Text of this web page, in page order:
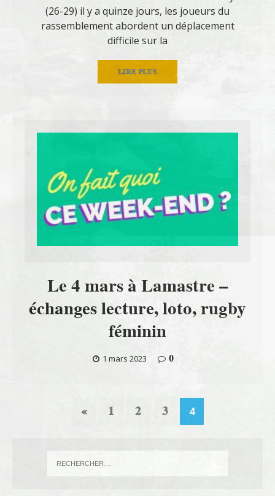
(26-29) il y a quinze jours, les joueurs du
rassemblement abordent un déplacement
difficile sur la
LIRE PLUS
Le 4 mars à Lamastre –
échanges lecture, loto, rugby
féminin
1 mars 2023 0
« 1 2 3 4